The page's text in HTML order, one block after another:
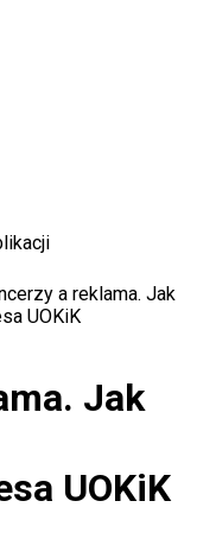
a reklama. Jak
UOKiK
Jak
UOKiK